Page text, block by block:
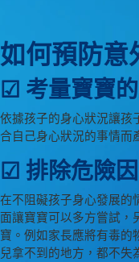
如何預防意
☑ 考量寶寶
依據孩子的身心狀況讓孩
合自己身心狀況的事情而
☑ 排除危險
在不阻礙孩子身心發展的
面讓寶寶可以多方嘗試，
寶。例如家長應將有毒的
兒拿不到的地方，都不失